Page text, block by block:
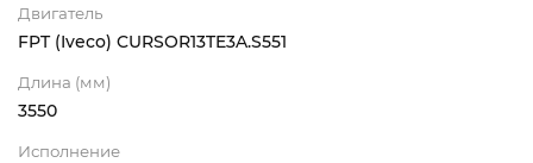
Двигатель
FPT (Iveco) CURSOR13TE3A.S551
Длина (мм)
3550
Исполнение